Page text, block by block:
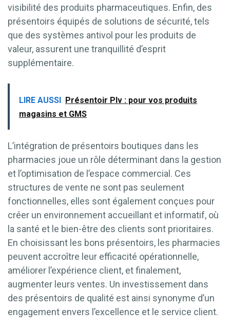
visibilité des produits pharmaceutiques. Enfin, des
présentoirs équipés de solutions de sécurité, tels
que des systèmes antivol pour les produits de
valeur, assurent une tranquillité d’esprit
supplémentaire.
LIRE AUSSI
Présentoir Plv : pour vos produits
magasins et GMS
L’intégration de présentoirs boutiques dans les
pharmacies joue un rôle déterminant dans la gestion
et l’optimisation de l’espace commercial. Ces
structures de vente ne sont pas seulement
fonctionnelles, elles sont également conçues pour
créer un environnement accueillant et informatif, où
la santé et le bien-être des clients sont prioritaires.
En choisissant les bons présentoirs, les pharmacies
peuvent accroître leur efficacité opérationnelle,
améliorer l’expérience client, et finalement,
augmenter leurs ventes. Un investissement dans
des présentoirs de qualité est ainsi synonyme d’un
engagement envers l’excellence et le service client.